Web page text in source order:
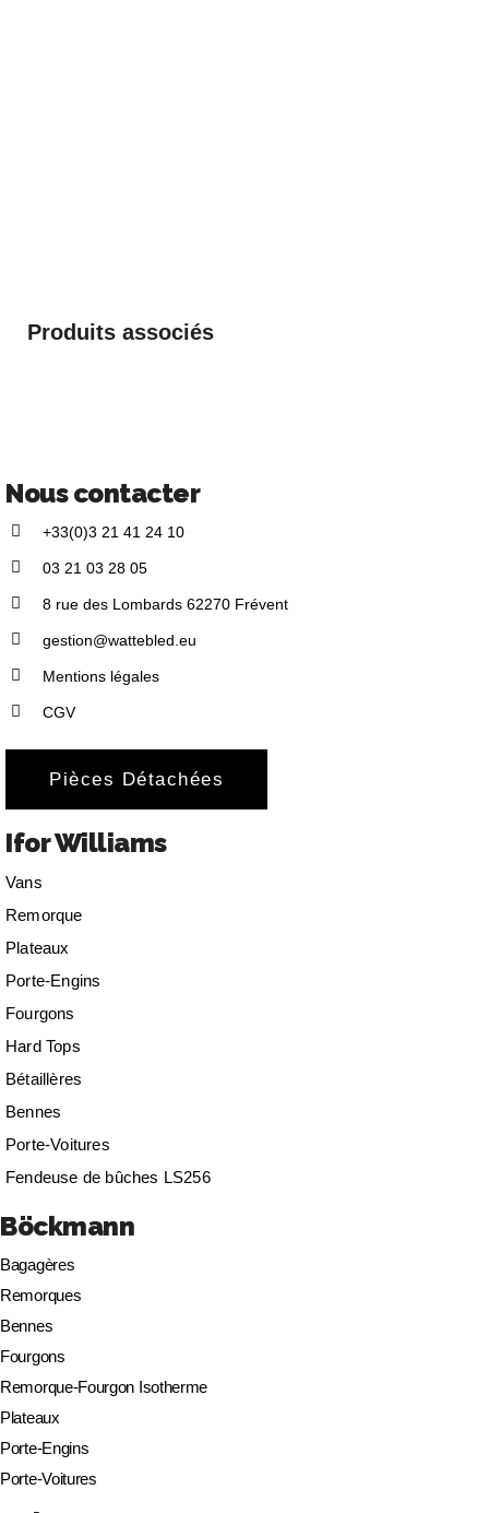
Produits associés
Nous contacter
+33(0)3 21 41 24 10
03 21 03 28 05
8 rue des Lombards 62270 Frévent
gestion@wattebled.eu
Mentions légales
CGV
Pièces Détachées
Ifor Williams
Vans
Remorque
Plateaux
Porte-Engins
Fourgons
Hard Tops
Bétaillères
Bennes
Porte-Voitures
Fendeuse de bûches LS256
Böckmann
Bagagères
Remorques
Bennes
Fourgons
Remorque-Fourgon Isotherme
Plateaux
Porte-Engins
Porte-Voitures